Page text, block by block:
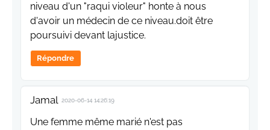
niveau d'un "raqui violeur" honte à nous
d'avoir un médecin de ce niveau.doit être
poursuivi devant lajustice.
Répondre
Jamal 2020-06-14 14:26:19
Une femme même marié n'est pas